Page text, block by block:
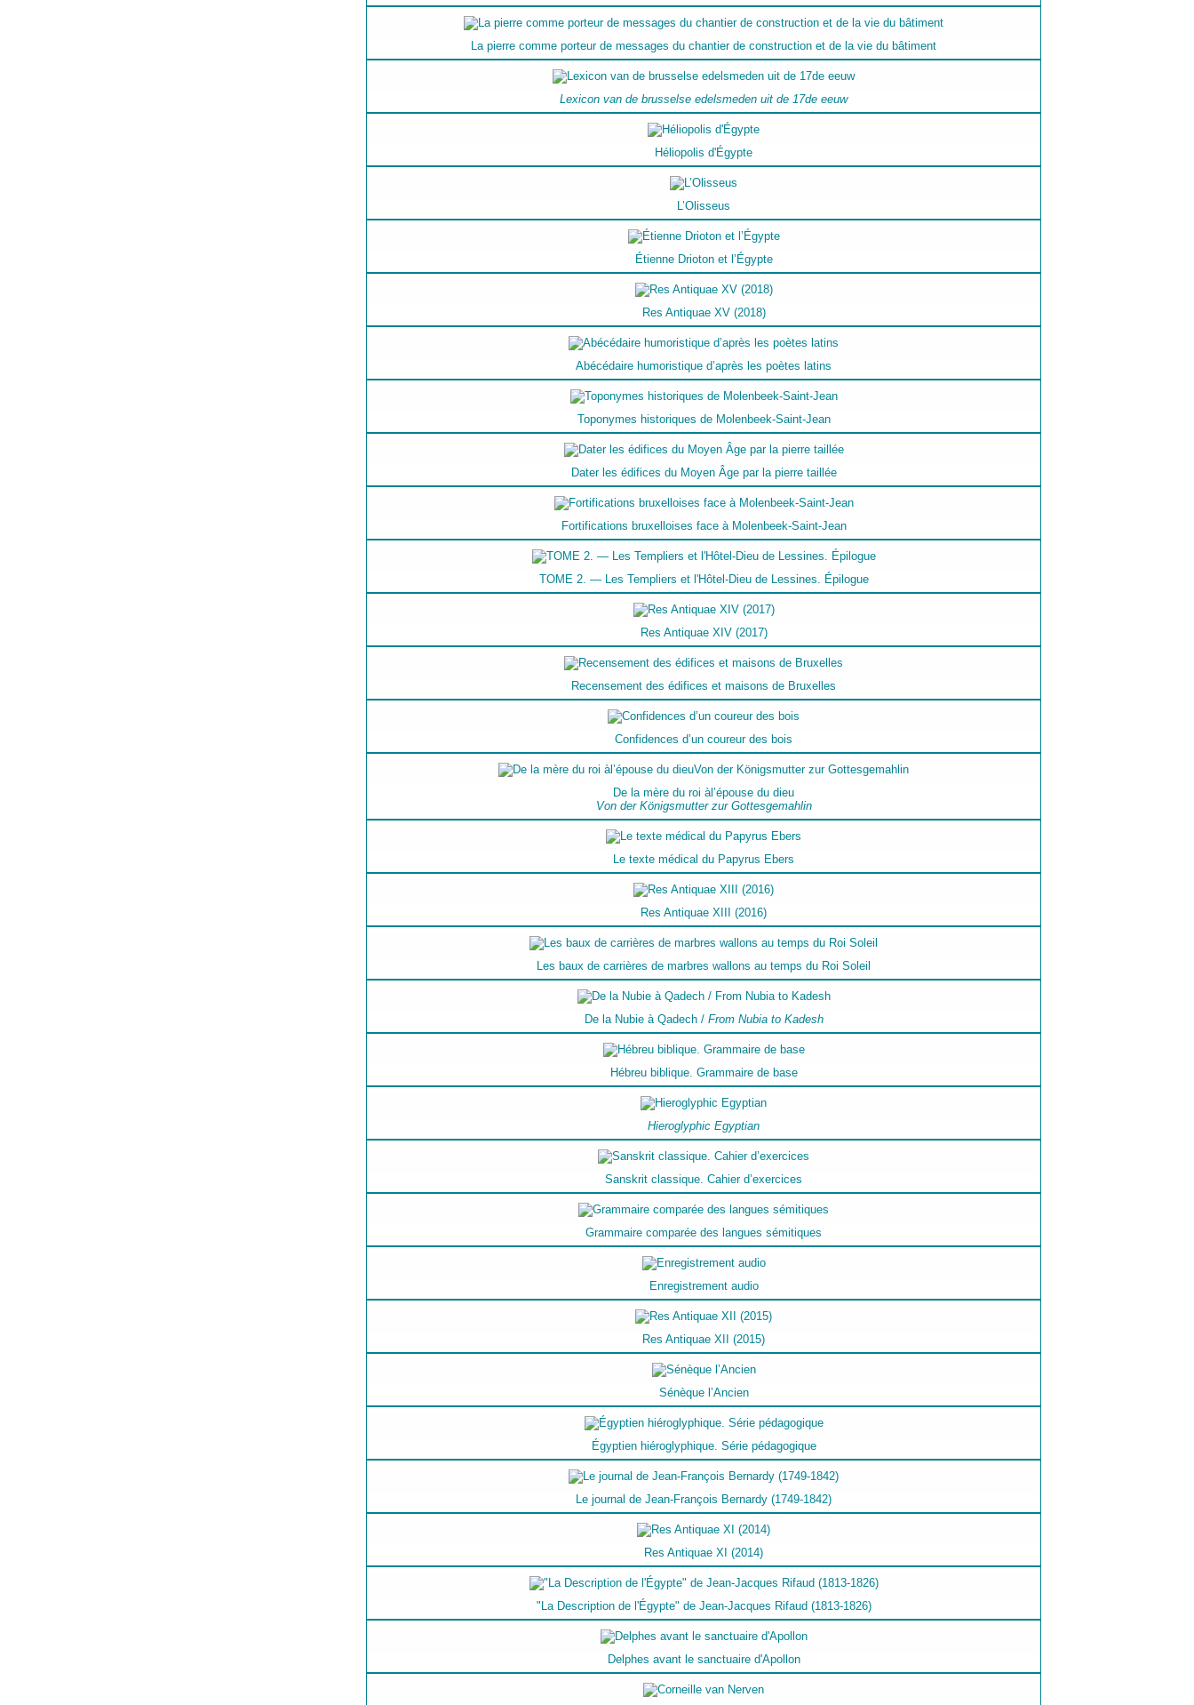
La pierre comme porteur de messages du chantier de construction et de la vie du bâtiment
Lexicon van de brusselse edelsmeden uit de 17de eeuw
Héliopolis d'Égypte
L’Olisseus
Étienne Drioton et l’Égypte
Res Antiquae XV (2018)
Abécédaire humoristique d’après les poètes latins
Toponymes historiques de Molenbeek-Saint-Jean
Dater les édifices du Moyen Âge par la pierre taillée
Fortifications bruxelloises face à Molenbeek-Saint-Jean
TOME 2. — Les Templiers et l'Hôtel-Dieu de Lessines. Épilogue
Res Antiquae XIV (2017)
Recensement des édifices et maisons de Bruxelles
Confidences d’un coureur des bois
De la mère du roi àl’épouse du dieu
Von der Königsmutter zur Gottesgemahlin
Le texte médical du Papyrus Ebers
Res Antiquae XIII (2016)
Les baux de carrières de marbres wallons au temps du Roi Soleil
De la Nubie à Qadech / From Nubia to Kadesh
Hébreu biblique. Grammaire de base
Hieroglyphic Egyptian
Sanskrit classique. Cahier d’exercices
Grammaire comparée des langues sémitiques
Enregistrement audio
Res Antiquae XII (2015)
Sénèque l’Ancien
Égyptien hiéroglyphique. Série pédagogique
Le journal de Jean-François Bernardy (1749-1842)
Res Antiquae XI (2014)
"La Description de l'Égypte" de Jean-Jacques Rifaud (1813-1826)
Delphes avant le sanctuaire d'Apollon